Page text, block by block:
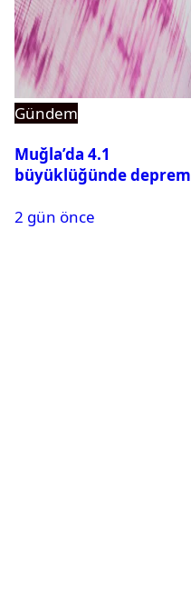
Gündem
Muğla’da 4.1
büyüklüğünde deprem
2 gün önce